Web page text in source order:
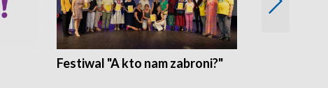
Festiwal "A kto nam zabroni?"